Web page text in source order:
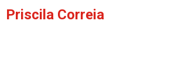
Priscila Correia